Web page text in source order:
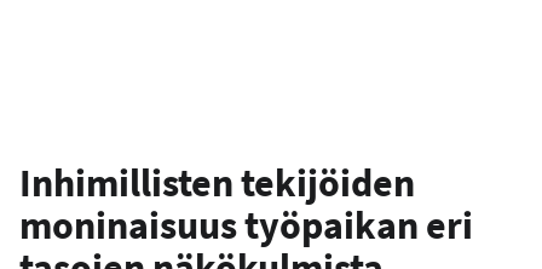
Inhimillisten tekijöiden
moninaisuus työpaikan eri